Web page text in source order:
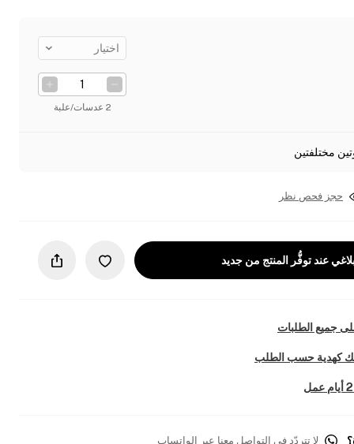
اختيار
2 عدسات/علبة
مختلفتين
حجز فحص نظر
عند توفُّر المنتج من جديد
جميع الطلبات
كهدية حسب الطلب
لا تتردّد في التواصل معنا عبر الواتساب